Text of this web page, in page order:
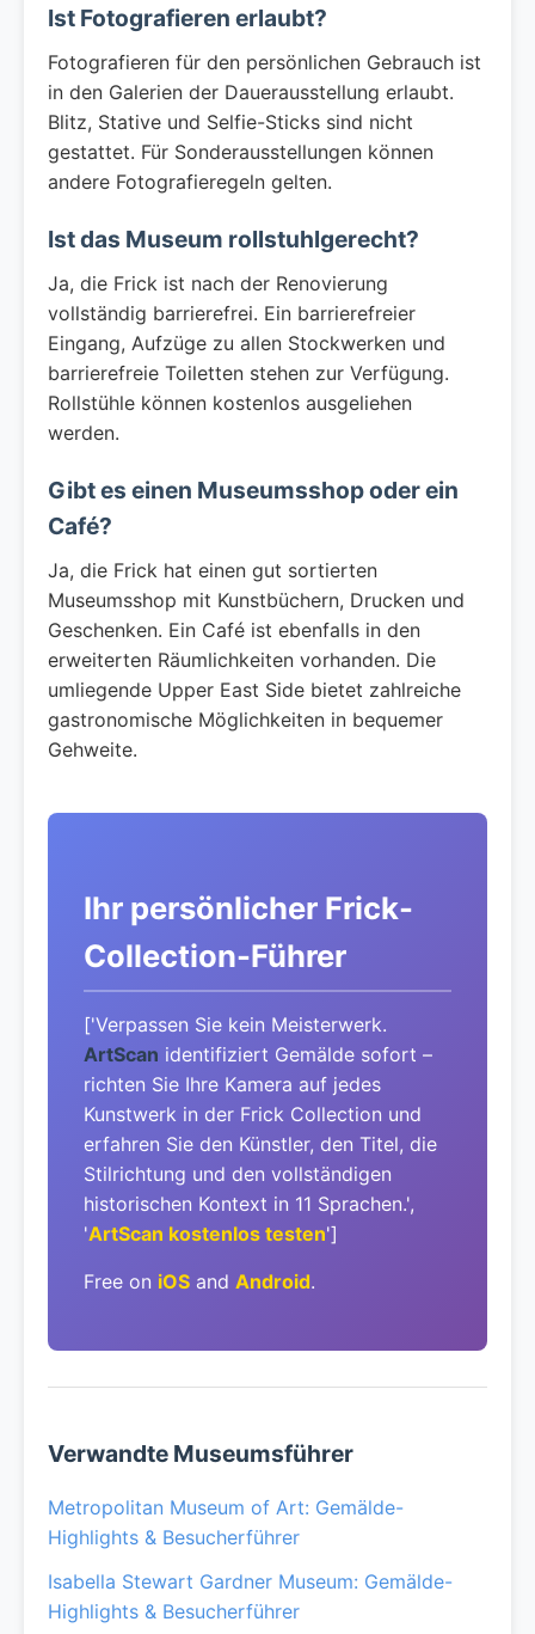
Ist Fotografieren erlaubt?
Fotografieren für den persönlichen Gebrauch ist
in den Galerien der Dauerausstellung erlaubt.
Blitz, Stative und Selfie-Sticks sind nicht
gestattet. Für Sonderausstellungen können
andere Fotografieregeln gelten.
Ist das Museum rollstuhlgerecht?
Ja, die Frick ist nach der Renovierung
vollständig barrierefrei. Ein barrierefreier
Eingang, Aufzüge zu allen Stockwerken und
barrierefreie Toiletten stehen zur Verfügung.
Rollstühle können kostenlos ausgeliehen
werden.
Gibt es einen Museumsshop oder ein
Café?
Ja, die Frick hat einen gut sortierten
Museumsshop mit Kunstbüchern, Drucken und
Geschenken. Ein Café ist ebenfalls in den
erweiterten Räumlichkeiten vorhanden. Die
umliegende Upper East Side bietet zahlreiche
gastronomische Möglichkeiten in bequemer
Gehweite.
Ihr persönlicher Frick-
Collection-Führer
['Verpassen Sie kein Meisterwerk.
ArtScan identifiziert Gemälde sofort –
richten Sie Ihre Kamera auf jedes
Kunstwerk in der Frick Collection und
erfahren Sie den Künstler, den Titel, die
Stilrichtung und den vollständigen
historischen Kontext in 11 Sprachen.',
'ArtScan kostenlos testen']
Free on iOS and Android.
Verwandte Museumsführer
Metropolitan Museum of Art: Gemälde-
Highlights & Besucherführer
Isabella Stewart Gardner Museum: Gemälde-
Highlights & Besucherführer